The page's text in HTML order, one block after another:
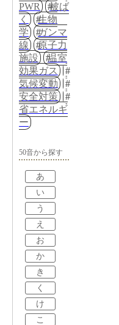
PWR
被ば
く
生物
学
ガンマ
線
原子力
施設
温室
効果ガス
気候変動
安全対策
省エネルギ
ー
50音から探す
あ
い
う
え
お
か
き
く
け
こ